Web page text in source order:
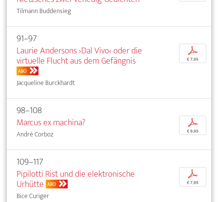
Tilmann Buddensieg
91–97
Laurie Andersons ›Dal Vivo‹ oder die
virtuelle Flucht aus dem Gefängnis
ABO
Jacqueline Burckhardt
p
€ 7,95
98–108
Marcus ex machina?
André Corboz
p
€ 9,95
109–117
Pipilotti Rist und die elektronische
Urhütte ABO
Bice Curiger
p
€ 7,95